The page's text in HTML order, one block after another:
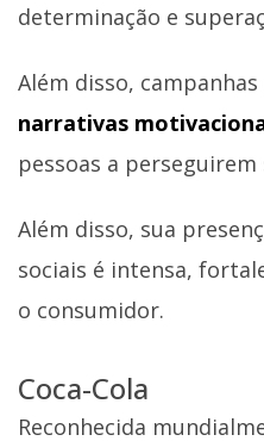
determinação e
Além disso,
narrativas
pessoas a
Além disso, sua
sociais é intensa,
o consumidor.
Coca-Cola
Reconhecida